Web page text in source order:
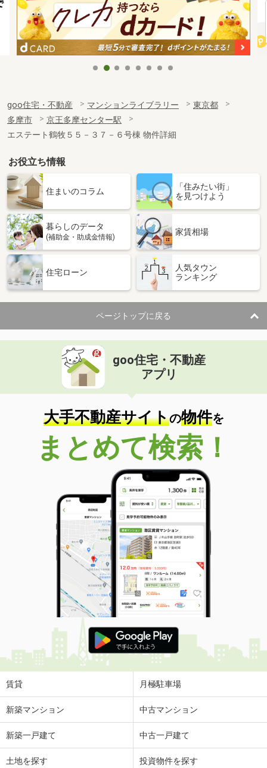
goo住宅・不動産 マンションライブラリー
東京都
多摩市
京王多摩センター駅
エステート鶴牧５５－３７－６号棟 物件詳細
お役立ち情報
住まいのコラム
「住みたい街」
を見つけよう
暮らしのデータ
(補助金・助成金情報)
家賃相場
住宅ローン
人気タウン
ランキング
ページトップに戻る
goo住宅・不動産
アプリ
大手不動産サイトの物件を
まとめて検索！
賃貸 月極駐車場
新築マンション 中古マンション
新築一戸建て 中古一戸建て
土地を探す 投資物件を探す